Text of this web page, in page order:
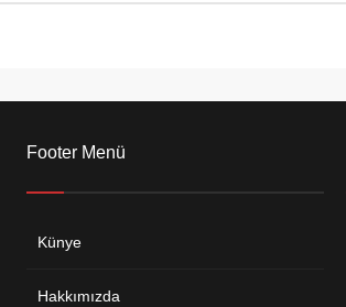
Footer Menü
Künye
Hakkımızda